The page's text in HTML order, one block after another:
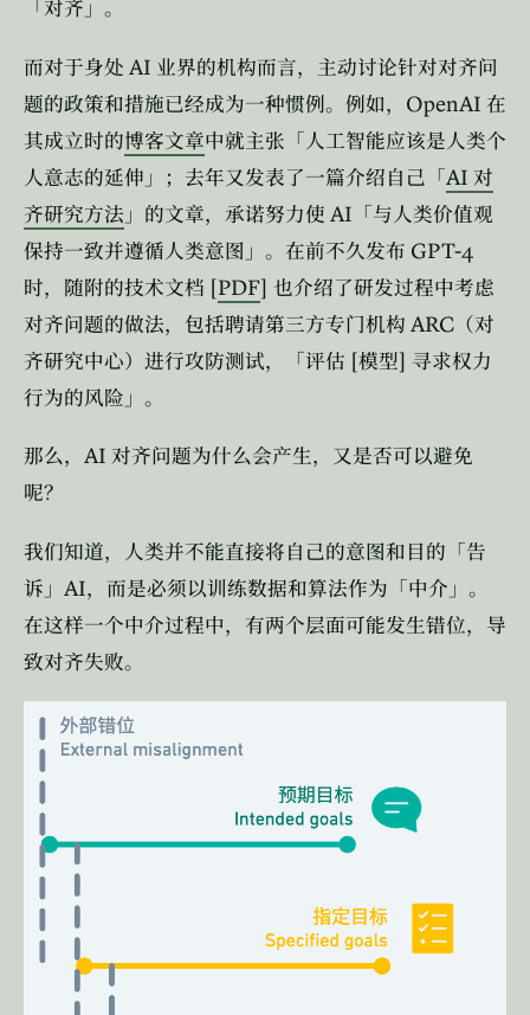
「对齐」。
而对于身处 AI 业界的机构而言，主动讨论针对对齐问
题的政策和措施已经成为一种惯例。例如， OpenAI 在
其成立时的博客文章中就主张「人工智能应该是人类个
人意志的延伸」；去年又发表了一篇介绍自己「 AI 对
齐研究方法 」的文章，承诺努力使 AI 「与人类价值观
保持一致并遵循人类意图」。在前不久发布 GPT-4
时，随附的技术文档 [PDF] 也介绍了研发过程中考虑
对齐问题的做法，包括聘请第三方专门机构 ARC （对
齐研究中心）进行攻防测试，「评估 [模型] 寻求权力
行为的风险」。
那么， AI 对齐问题为什么会产生，又是否可以避免
呢？
我们知道，人类并不能直接将自己的意图和目的「告
诉」 AI，而是必须以训练数据和算法作为「中介」。
在这样一个中介过程中，有两个层面可能发生错位，导
致对齐失败。